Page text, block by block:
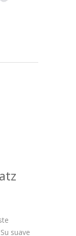
suave